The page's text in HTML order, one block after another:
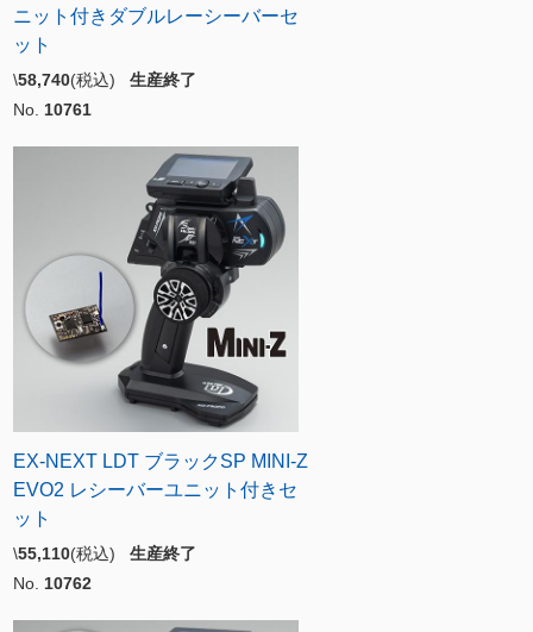
ニット付きダブルレーシーバーセ
ット
\58,740(税込) 生産終了
No. 10761
EX-NEXT LDT ブラックSP MINI-Z
EVO2 レシーバーユニット付きセ
ット
\55,110(税込) 生産終了
No. 10762